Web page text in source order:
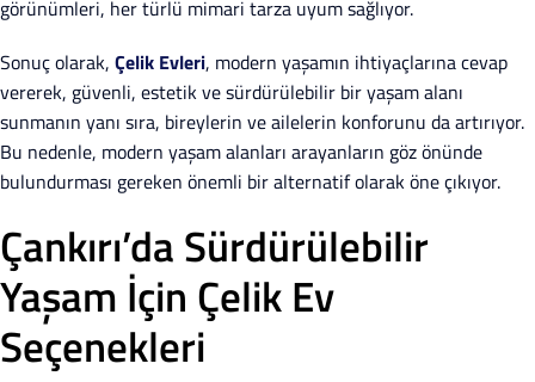
görünümleri, her türlü mimari tarza uyum sağlıyor.
Sonuç olarak, Çelik Evleri, modern yaşamın ihtiyaçlarına cevap
vererek, güvenli, estetik ve sürdürülebilir bir yaşam alanı
sunmanın yanı sıra, bireylerin ve ailelerin konforunu da artırıyor.
Bu nedenle, modern yaşam alanları arayanların göz önünde
bulundurması gereken önemli bir alternatif olarak öne çıkıyor.
Çankırı’da Sürdürülebilir
Yaşam İçin Çelik Ev
Seçenekleri